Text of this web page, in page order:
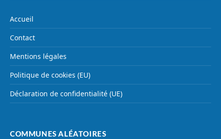
Accueil
Contact
Mentions légales
Politique de cookies (EU)
Déclaration de confidentialité (UE)
COMMUNES ALÉATOIRES